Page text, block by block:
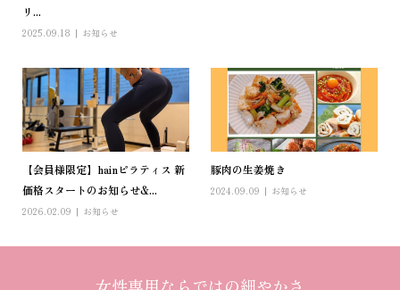
リ...
2025.09.18 お知らせ
【会員様限定】hainピラティス 新
価格スタートのお知らせ&...
2026.02.09 お知らせ
豚肉の生姜焼き
2024.09.09 お知らせ
女性専用ならではの細やかさ